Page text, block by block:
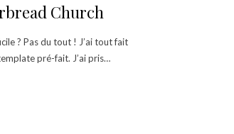
Church
? Pas du tout ! J’ai tout fait
pré-fait. J’ai pris…